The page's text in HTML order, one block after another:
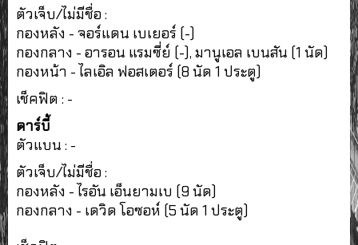
ตัวเจ็บ/ไม่มีชื่อ :
กองหลัง - จอร์แดน เบเยอร์ (-)
กองกลาง - อารอน แรมซี่ย์ (-), มานูเอล เบนสัน (1 นัด)
กองหน้า - ไลเอิล ฟอสเตอร์ (8 นัด 1 ประตู)
เช็คฟิต : -
ดาร์บี้
ตัวแบน : -
ตัวเจ็บ/ไม่มีชื่อ :
กองหลัง - ไรอัน เอ็นยามเบ (9 นัด)
กองกลาง - เดวิด โอซอห์ (5 นัด 1 ประตู)